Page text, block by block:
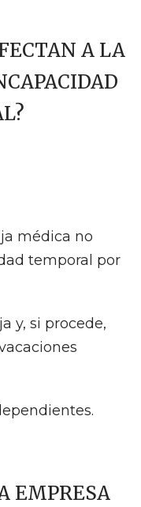
A LA
médica no
temporal por
y, si procede,
EMPRESA